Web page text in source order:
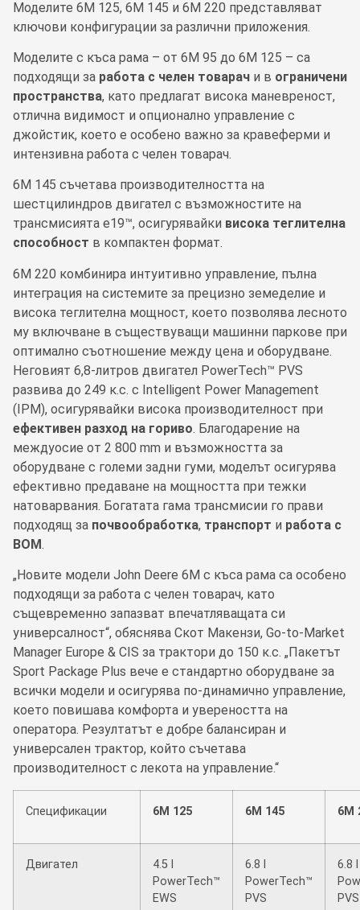
Моделите 6M 125, 6M 145 и 6M 220 представляват
ключови конфигурации за различни приложения.
Моделите с къса рама – от 6M 95 до 6M 125 – са
подходящи за работа с челен товарач и в ограничени
пространства, като предлагат висока маневреност,
отлична видимост и опционално управление с
джойстик, което е особено важно за кравеферми и
интензивна работа с челен товарач.
6M 145 съчетава производителността на
шестцилиндров двигател с възможностите на
трансмисията e19™, осигурявайки висока теглителна
способност в компактен формат.
6M 220 комбинира интуитивно управление, пълна
интеграция на системите за прецизно земеделие и
висока теглителна мощност, което позволява лесното
му включване в съществуващи машинни паркове при
оптимално съотношение между цена и оборудване.
Неговият 6,8-литров двигател PowerTech™ PVS
развива до 249 к.с. с Intelligent Power Management
(IPM), осигурявайки висока производителност при
ефективен разход на гориво. Благодарение на
междуосие от 2 800 mm и възможността за
оборудване с големи задни гуми, моделът осигурява
ефективно предаване на мощността при тежки
натоварвания. Богатата гама трансмисии го прави
подходящ за почвообработка, транспорт и работа с
ВОМ.
„Новите модели John Deere 6M с къса рама са особено
подходящи за работа с челен товарач, като
същевременно запазват впечатляващата си
универсалност“, обяснява Скот Макензи, Go-to-Market
Manager Europe & CIS за трактори до 150 к.с. „Пакетът
Sport Package Plus вече е стандартно оборудване за
всички модели и осигурява по-динамично управление,
което повишава комфорта и увереността на
оператора. Резултатът е добре балансиран и
универсален трактор, който съчетава
производителност с лекота на управление.“
Спецификации 6M 125 6M 145 6M
Двигател
4.5 l
PowerTech™
EWS
6.8 l
PowerTech™
PVS
6.8 l
PVS